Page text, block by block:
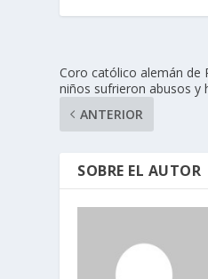
Coro católico alemán de
niños sufrieron abusos y
ANTERIOR
SOBRE EL AUTOR